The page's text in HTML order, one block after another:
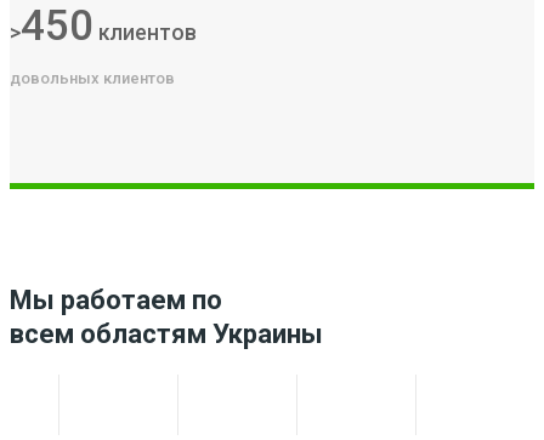
>450 клиентов
довольных клиентов
Мы работаем по
всем областям Украины